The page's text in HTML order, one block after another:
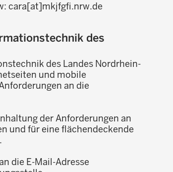
cara[at]mkjfgfi.nrw.de
des
des Landes Nordrhein-
und mobile
an die
der Anforderungen an
und für eine flächendeckende
die E-Mail-Adresse